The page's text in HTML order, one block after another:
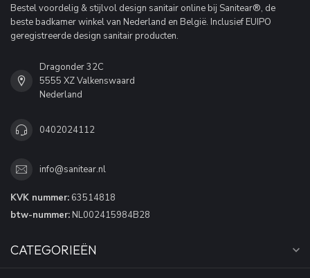
Bestel voordelig & stijlvol design sanitair online bij Sanitear®, de
beste badkamer winkel van Nederland en België. Inclusief EUIPO
geregistreerde design sanitair producten.
Dragonder 32C
5555 XZ Valkenswaard
Nederland
0402024112
info@sanitear.nl
KVK nummer: 63514818
btw-nummer: NL002415984B28
CATEGORIEËN